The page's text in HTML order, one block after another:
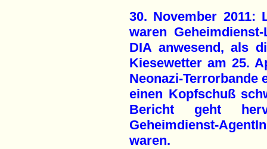
30. November 2011:
waren
DIA anwesend, als
Kiesewetter am 25.
Neonazi-Terrorbande
einen Kopfschuß
Bericht geht
Geheimdienst-
waren.